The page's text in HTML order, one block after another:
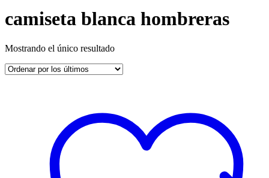
camiseta blanca hombreras
Mostrando el único resultado